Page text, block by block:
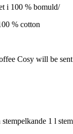
i 100 % bomuld/
% cotton
Cosy will be
1 l